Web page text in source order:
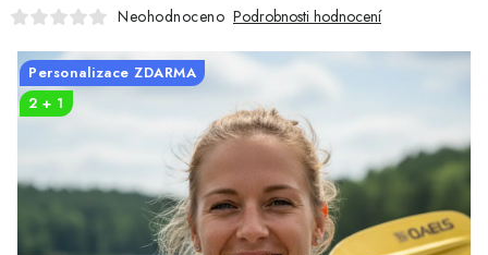
PRO PÁRY
VLASTNÍ MOTIV
MIKINY
Neohodnoceno Podrobnosti hodnocení
Personalizace ZDARMA
2 + 1